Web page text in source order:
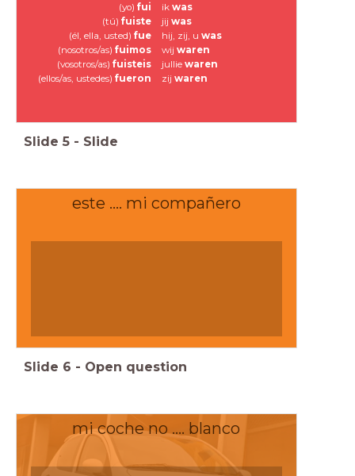
(yo) fui
(tú) fuiste
(él, ella, usted) fue
(nosotros/as) fuimos
(vosotros/as) fuisteis
(ellos/as, ustedes) fueron
ikwas
jijwas
hij, zij, uwas
wijwaren
julliewaren
zijwaren
Slide 5 - Slide
este .... mi compañero
Slide 6 - Open question
mi coche no .... blanco